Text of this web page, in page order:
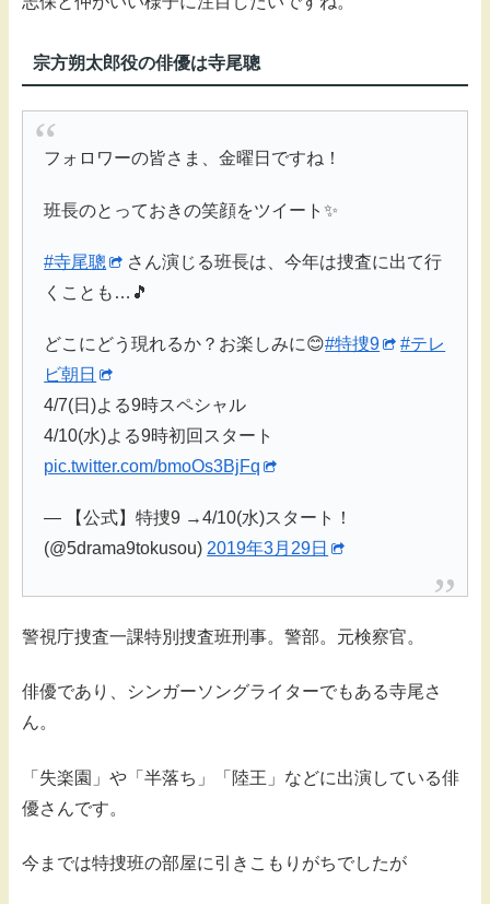
宗方朔太郎役の俳優は寺尾聰
フォロワーの皆さま、金曜日ですね！
班長のとっておきの笑顔をツイート✨
#寺尾聰
さん演じる班長は、今年は捜査に出て行
くことも…🎵
どこにどう現れるか？お楽しみに😊#特捜9
#テレ
ビ朝日
4/7(日)よる9時スペシャル
4/10(水)よる9時初回スタート
pic.twitter.com/bmoOs3BjFq
— 【公式】特捜9 →4/10(水)スタート！
(@5drama9tokusou) 2019年3月29日
警視庁捜査一課特別捜査班刑事。警部。元検察官。
俳優であり、シンガーソングライターでもある寺尾さ
ん。
「失楽園」や「半落ち」「陸王」などに出演している俳
優さんです。
今までは特捜班の部屋に引きこもりがちでしたが